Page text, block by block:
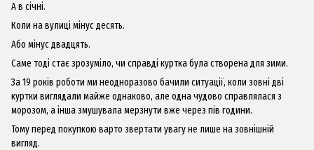
А в січні.
Коли на вулиці мінус десять.
Або мінус двадцять.
Саме тоді стає зрозуміло, чи справді куртка була створена для зими.
За 19 років роботи ми неодноразово бачили ситуації, коли зовні дві
куртки виглядали майже однаково, але одна чудово справлялася з
морозом, а інша змушувала мерзнути вже через пів години.
Тому перед покупкою варто звертати увагу не лише на зовнішній
вигляд.